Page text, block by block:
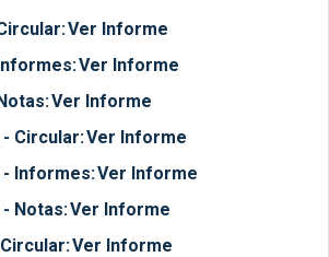
Ver Informe
Ver Informe
Ver Informe
Circular:Ver Informe
- Informes:Ver Informe
Notas:Ver Informe
Ver Informe